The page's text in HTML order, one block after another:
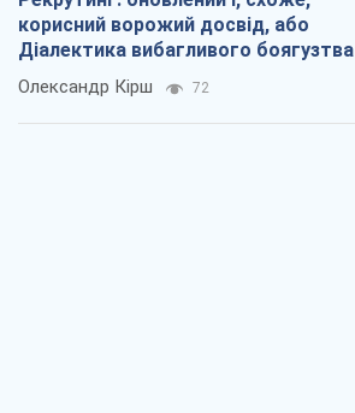
корисний ворожий досвід, або
Діалектика вибагливого боягузтва
Олександр Кірш 72